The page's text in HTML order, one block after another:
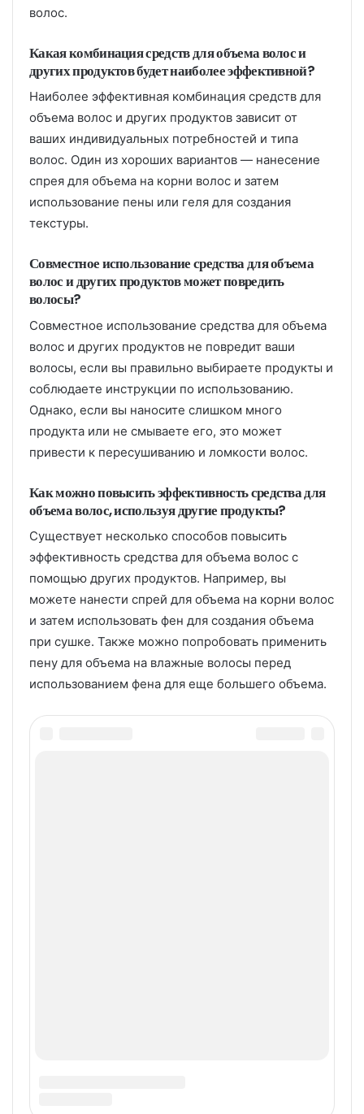
волос.
Какая комбинация средств для объема волос и
других продуктов будет наиболее эффективной?
Наиболее эффективная комбинация средств для
объема волос и других продуктов зависит от
ваших индивидуальных потребностей и типа
волос. Один из хороших вариантов — нанесение
спрея для объема на корни волос и затем
использование пены или геля для создания
текстуры.
Совместное использование средства для объема
волос и других продуктов может повредить
волосы?
Совместное использование средства для объема
волос и других продуктов не повредит ваши
волосы, если вы правильно выбираете продукты и
соблюдаете инструкции по использованию.
Однако, если вы наносите слишком много
продукта или не смываете его, это может
привести к пересушиванию и ломкости волос.
Как можно повысить эффективность средства для
объема волос, используя другие продукты?
Существует несколько способов повысить
эффективность средства для объема волос с
помощью других продуктов. Например, вы
можете нанести спрей для объема на корни волос
и затем использовать фен для создания объема
при сушке. Также можно попробовать применить
пену для объема на влажные волосы перед
использованием фена для еще большего объема.